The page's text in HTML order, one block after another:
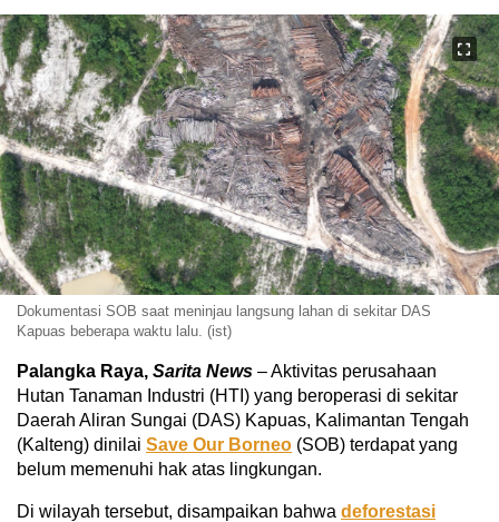
Dokumentasi SOB saat meninjau langsung lahan di sekitar DAS
Kapuas beberapa waktu lalu. (ist)
Palangka Raya, Sarita News – Aktivitas perusahaan
Hutan Tanaman Industri (HTI) yang beroperasi di sekitar
Daerah Aliran Sungai (DAS) Kapuas, Kalimantan Tengah
(Kalteng) dinilai Save Our Borneo (SOB) terdapat yang
belum memenuhi hak atas lingkungan.
Di wilayah tersebut, disampaikan bahwa deforestasi